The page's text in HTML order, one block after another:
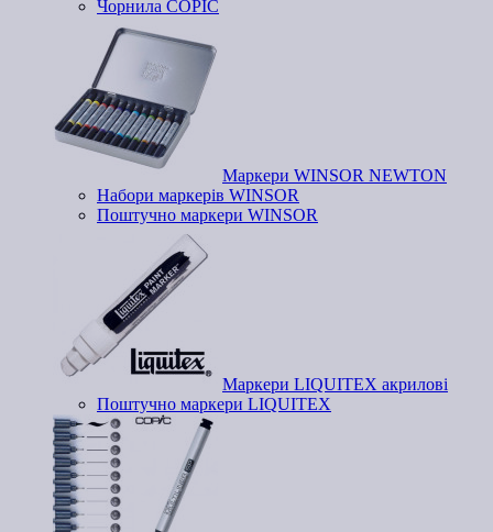
Чорнила COPIC
Маркери WINSOR NEWTON
Набори маркерів WINSOR
Поштучно маркери WINSOR
Маркери LIQUITEX акрилові
Поштучно маркери LIQUITEX